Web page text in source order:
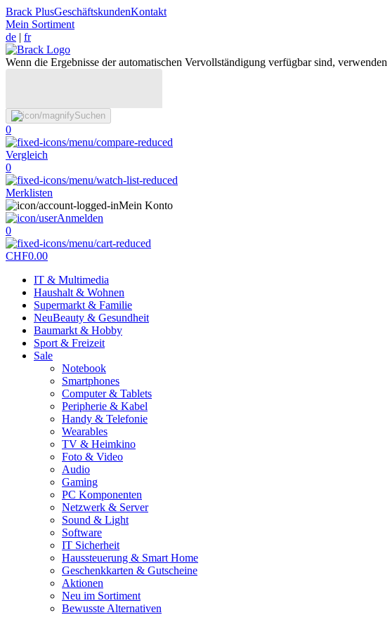
Brack PlusGeschäftskundenKontakt
Mein Sortiment
de | fr
Wenn die Ergebnisse der automatischen Vervollständigung verfügbar sind,
Suchen
0
Vergleich
0
Merklisten
Mein Konto
Anmelden
0
CHF0.00
IT & Multimedia
Haushalt & Wohnen
Supermarkt & Familie
NeuBeauty & Gesundheit
Baumarkt & Hobby
Sport & Freizeit
Sale
Notebook
Smartphones
Computer & Tablets
Peripherie & Kabel
Handy & Telefonie
Wearables
TV & Heimkino
Foto & Video
Audio
Gaming
PC Komponenten
Netzwerk & Server
Sound & Light
Software
IT Sicherheit
Haussteuerung & Smart Home
Geschenkkarten & Gutscheine
Aktionen
Neu im Sortiment
Bewusste Alternativen